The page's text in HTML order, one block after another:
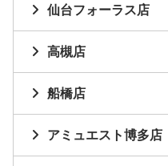
仙台フォーラス店
高槻店
船橋店
アミュエスト博多店